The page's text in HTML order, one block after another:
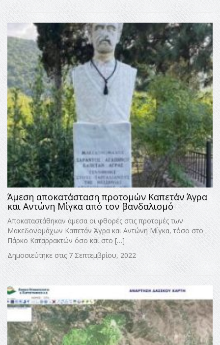
Άμεση αποκατάσταση προτομών Καπετάν Άγρα
και Αντώνη Μίγκα από τον βανδαλισμό
Αποκαταστάθηκαν άμεσα οι φθορές στις προτομές των
Μακεδονομάχων Καπετάν Άγρα και Αντώνη Μίγκα, τόσο στο
Πάρκο Καταρρακτών όσο και στο […]
Δημοσιεύτηκε στις 7 Σεπτεμβρίου, 2022